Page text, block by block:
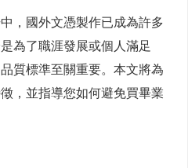
，國外文憑製作已成為許多
為了職涯發展或個人滿足
質標準至關重要。本文將為
，並指導您如何避免買畢業